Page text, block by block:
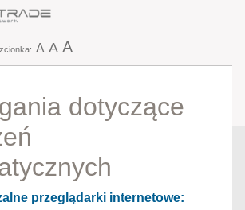
A A A
dotyczące
przeglądarki internetowe: